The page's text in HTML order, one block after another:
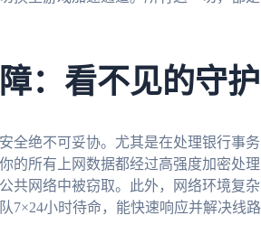
：看不见的守
全绝不可妥协。尤其是在处理银行事
的所有上网数据都经过高强度加密处
共网络中被窃取。此外，网络环境复
7×24小时待命，能快速响应并解决线